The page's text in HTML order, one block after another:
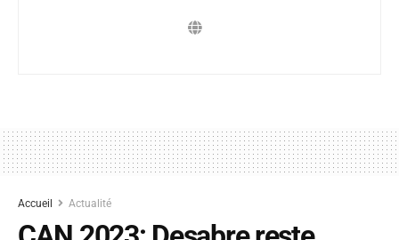
Accueil Actualité